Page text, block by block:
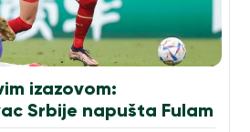
izazovom:
Srbije napušta Fulam